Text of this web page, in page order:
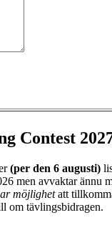
Contest
(per den 6 augusti)
men avvaktar ännu
möjlighetatt
om tävlingsbidragen.